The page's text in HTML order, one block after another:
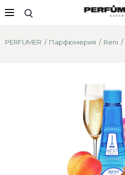
PERFUMER Парфюмерия Reni